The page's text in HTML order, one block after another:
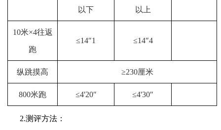
以下 以上
10米×4往返
跑
≤14″1 ≤14″4
纵跳摸高 ≥230厘米
800米跑 ≤4'20″ ≤4'30″
2.测评方法：